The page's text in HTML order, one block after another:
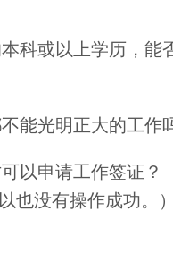
科或以上学历，能
能光明正大的工作
以申请工作签证？
也没有操作成功。）